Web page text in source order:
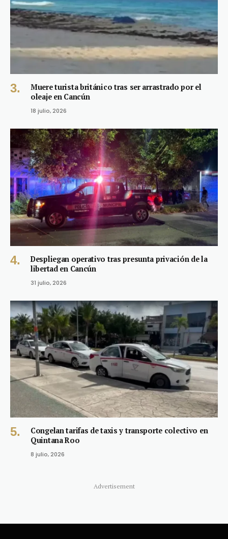
Muere turista británico tras ser arrastrado por el
oleaje en Cancún
18 julio, 2026
Despliegan operativo tras presunta privación de la
libertad en Cancún
31 julio, 2026
Congelan tarifas de taxis y transporte colectivo en
Quintana Roo
8 julio, 2026
Advertisement